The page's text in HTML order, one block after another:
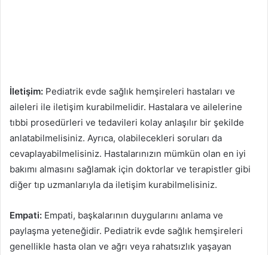
İletişim: Pediatrik evde sağlık hemşireleri hastaları ve
aileleri ile iletişim kurabilmelidir. Hastalara ve ailelerine
tıbbi prosedürleri ve tedavileri kolay anlaşılır bir şekilde
anlatabilmelisiniz. Ayrıca, olabilecekleri soruları da
cevaplayabilmelisiniz. Hastalarınızın mümkün olan en iyi
bakımı almasını sağlamak için doktorlar ve terapistler gibi
diğer tıp uzmanlarıyla da iletişim kurabilmelisiniz.
Empati: Empati, başkalarının duygularını anlama ve
paylaşma yeteneğidir. Pediatrik evde sağlık hemşireleri
genellikle hasta olan ve ağrı veya rahatsızlık yaşayan